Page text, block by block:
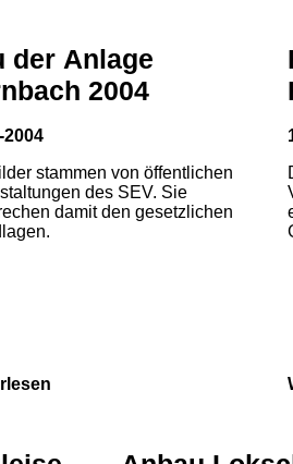
der Anlage
2004
2004
stammen von öffentlichen
des SEV. Sie
damit den gesetzlichen